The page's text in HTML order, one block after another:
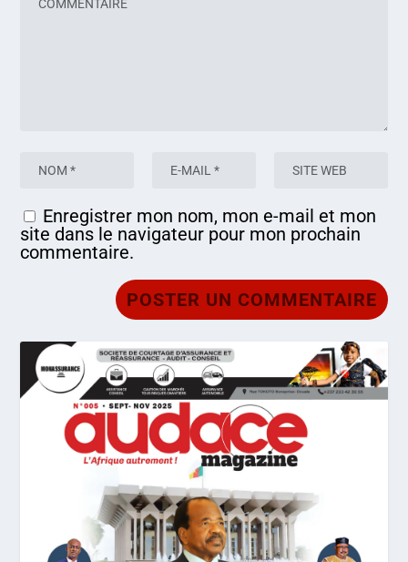
Enregistrer mon nom, mon e-mail et mon
site dans le navigateur pour mon prochain
commentaire.